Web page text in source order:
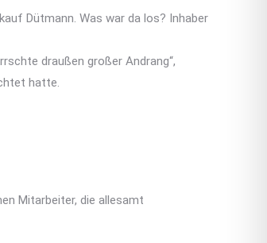
Dütmann. Was war da los? Inhaber
draußen großer Andrang“,
hatte.
Mitarbeiter, die allesamt